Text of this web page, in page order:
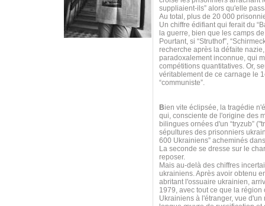
suppliaient-ils” alors qu'elle
Au total, plus de 20 000
Un chiffre édifiant qui ferait du
la guerre, bien que les camps
Pourtant, si “Struthof”,
recherche après la défaite
paradoxalement inconnue, qui
compétitions quantitatives. Or,
véritablement de ce carnage le
“communiste”.
Bien vite éclipsée, la tragédie
qui, consciente de l'origine des
bilingues ornées d'un “tryzub”
sépultures des prisonniers
600 Ukrainiens” acheminés
La seconde se dresse sur le
reposer.
Mais au-delà des chiffres
ukrainiens. Après avoir obtenu
abritant l'ossuaire ukrainien,
1979, avec tout ce que la
Ukrainiens à l'étranger, vue